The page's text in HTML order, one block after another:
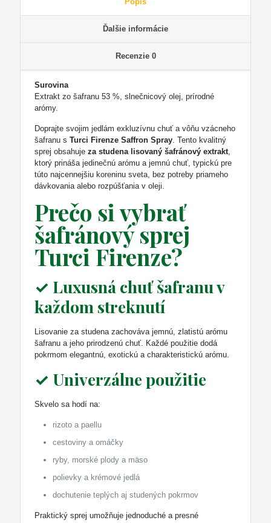
Ďalšie informácie
Recenzie 0
Surovina
Extrakt zo šafranu 53 %, slnečnicový olej, prírodné
arómy.
Doprajte svojim jedlám exkluzívnu chuť a vôňu vzácneho
šafranu sTurci Firenze Saffron Spray. Tento kvalitný
sprej obsahujeza studena lisovaný šafránový extrakt,
ktorý prináša jedinečnú arómu a jemnú chuť, typickú pre
túto najcennejšiu koreninu sveta, bez potreby priameho
dávkovania alebo rozpúšťania v oleji.
Prečo si vybrať
šafránový sprej
Turci Firenze?
✓ Luxusná chuť šafranu v
každom streknutí
Lisovanie za studena zachováva jemnú, zlatistú arómu
šafranu a jeho prirodzenú chuť. Každé použitie dodá
pokrmom elegantnú, exotickú a charakteristickú arómu.
✓ Univerzálne použitie
Skvelo sa hodí na:
rizoto a paellu
cestoviny a omáčky
ryby, morské plody a mäso
polievky a krémové jedlá
dochutenie teplých aj studených pokrmov
Praktický sprej umožňuje jednoduché a presné